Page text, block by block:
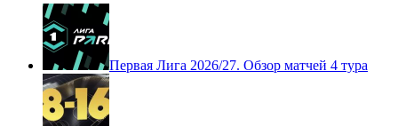
Первая Лига 2026/27. Обзор матчей 4 тура